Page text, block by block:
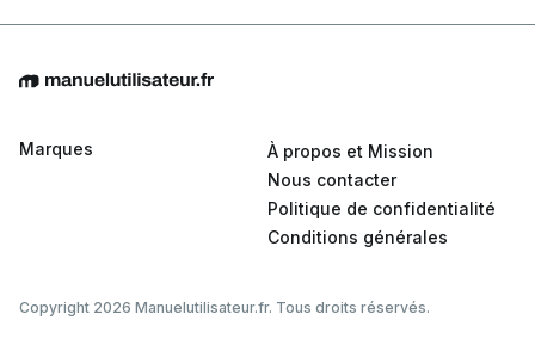
Marques
À propos et Mission
Nous contacter
Politique de confidentialité
Conditions générales
Copyright 2026 Manuelutilisateur.fr. Tous droits réservés.